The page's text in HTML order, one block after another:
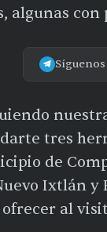
algunas
tres
de
Ixtlán y
al